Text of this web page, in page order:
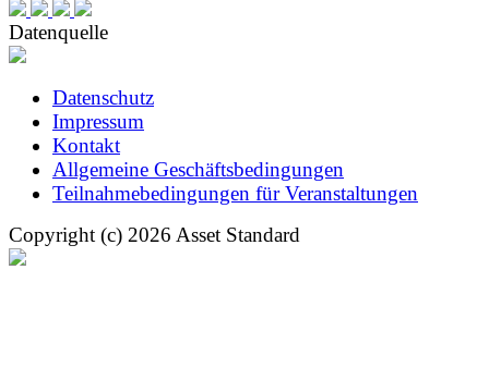
Datenquelle
Datenschutz
Impressum
Kontakt
Allgemeine Geschäftsbedingungen
Teilnahmebedingungen für Veranstaltungen
Copyright (c) 2026 Asset Standard